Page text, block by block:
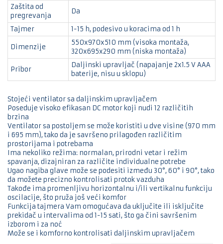
Zaštita od
pregrevanja
Da
Tajmer 1-15 h, podesivo u koracima od 1 h
Dimenzije
550x970x510 mm (visoka montaža,
320x695x290 mm (niska montaža)
Pribor
Daljinski upravljač (napajanje 2x1.5 V AAA
baterije, nisu u sklopu)
Stojeći ventilator sa daljinskim upravljačem
Poseduje visoko efikasan DC motor koji nudi 12 različitih
brzina
Ventilator sa postoljem se može koristiti u dve visine (970 mm
i 695 mm), tako da je savršeno prilagođen različitim
prostorijama i potrebama
Ima nekoliko režima: normalan, prirodni vetar i režim
spavanja, dizajniran za različite individualne potrebe
Ugao nagiba glave može se podesiti između 30°, 60° i 90°, tako
da možete precizno kontrolisati protok vazduha
Takođe ima promenljivu horizontalnu i/ili vertikalnu funkciju
oscilacije, što pruža još veći komfor
Funkcija tajmera Vam omogućava da uključite ili isključite
prekidač u intervalima od 1-15 sati, što ga čini savršenim
izborom i za noć
Može se i komforno kontrolisati daljinskim upravljačem